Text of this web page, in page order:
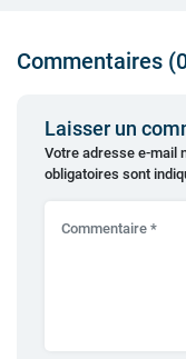
Commentaires
Laisser un
Votre adresse e-mail
obligatoires sont